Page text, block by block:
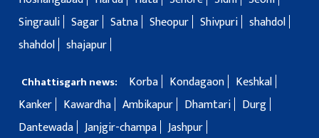
Singrauli Sagar Satna Sheopur Shivpuri shahdol
shahdol shajapur
Chhattisgarh news: Korba Kondagaon
Keshkal
Kanker
Kawardha Ambikapur Dhamtari
Durg
Dantewada Janjgir-champa Jashpur